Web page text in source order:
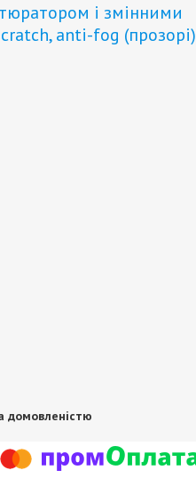
і змінними
anti-fog (прозорі)
домовленістю